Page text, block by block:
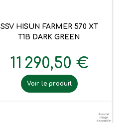
SSV HISUN FARMER 570 XT
T1B DARK GREEN
11 290,50 €
Voir le produit